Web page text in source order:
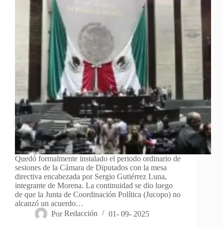
Quedó formalmente instalado el periodo ordinario de
sesiones de la Cámara de Diputados con la mesa
directiva encabezada por Sergio Gutiérrez Luna,
integrante de Morena. La continuidad se dio luego
de que la Junta de Coordinación Política (Jucopo) no
alcanzó un acuerdo…
Por Redacción 01- 09- 2025